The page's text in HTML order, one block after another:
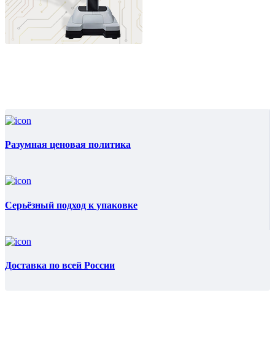
Разумная ценовая политика
Серьёзный подход к упаковке
Доставка по всей России